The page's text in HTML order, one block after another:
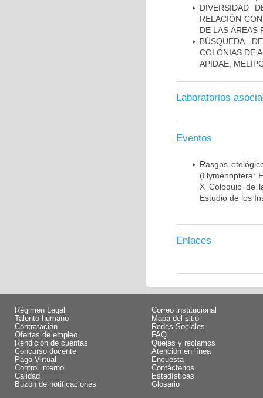
DIVERSIDAD
RELACIÓN
DE LAS ÁREAS
BÚSQUEDA
COLONIAS DE
APIDAE,
Laboratorios
Eventos
Rasgos
(Hymenoptera:
X Coloquio de
Estudio de los
Enlaces
Régimen Legal
Talento humano
Contratación
Ofertas de empleo
Rendición de cuentas
Concurso docente
Pago Virtual
Control interno
Calidad
Buzón de notificaciones
Correo institucional
Mapa del sitio
Redes Sociales
FAQ
Quejas y reclamos
Atención en línea
Encuesta
Contáctenos
Estadísticas
Glosario